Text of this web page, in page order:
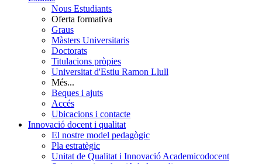
Nous Estudiants
Oferta formativa
Graus
Màsters Universitaris
Doctorats
Titulacions pròpies
Universitat d'Estiu Ramon Llull
Més...
Beques i ajuts
Accés
Ubicacions i contacte
Innovació docent i qualitat
El nostre model pedagògic
Pla estratègic
Unitat de Qualitat i Innovació Academicodocent